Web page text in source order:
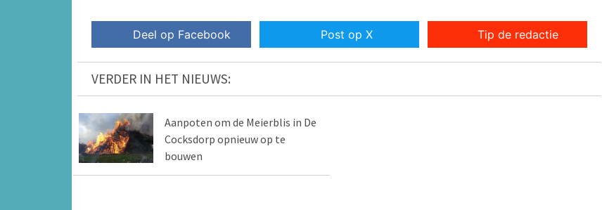
Deel op Facebook Post op X Tip de redactie
VERDER IN HET NIEUWS:
Aanpoten om de Meierblis in De
Cocksdorp opnieuw op te
bouwen